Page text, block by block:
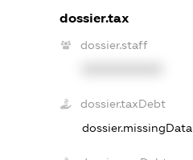
dossier.tax
dossier.staff
dossier.taxDebt
dossier.missingData